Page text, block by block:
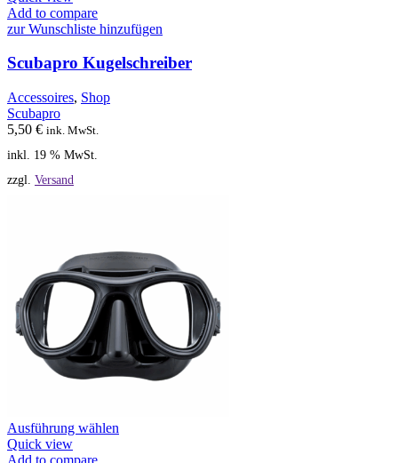
Add to compare
zur Wunschliste hinzufügen
Scubapro Kugelschreiber
Accessoires, Shop
Scubapro
5,50 € ink. MwSt.
inkl. 19 % MwSt.
zzgl. Versand
Ausführung wählen
Quick view